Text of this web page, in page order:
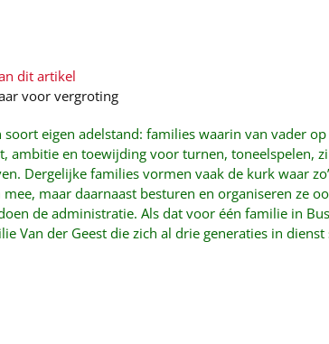
dit artikel
voor vergroting
eigen adelstand: families waarin van vader op
ambitie en toewijding voor turnen, toneelspelen,
Dergelijke families vormen vaak de kurk waar
maar daarnaast besturen en organiseren ze
de administratie. Als dat voor één familie in
Van der Geest die zich al drie generaties in dienst